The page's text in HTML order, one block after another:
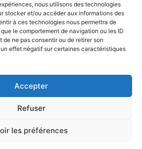
nous utilisons des technologies
stocker et/ou accéder aux informations des
à ces technologies nous permettra de
le comportement de navigation ou les ID
de ne pas consentir ou de retirer son
effet négatif sur certaines caractéristiques
Accepter
Refuser
les préférences
N°4 de la Saison
N°3 de la Saison
N°2 de la Saison